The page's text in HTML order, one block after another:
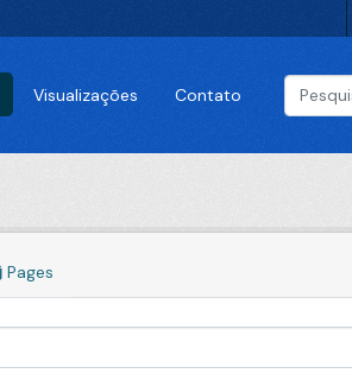
Visualizações Contato
Pages